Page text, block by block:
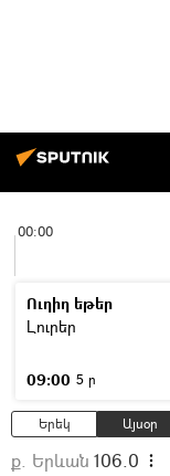
00:00
Ուղիղ եթեր
Լուրեր
09:00 5 ր
Երեկ Այսօր
ք. Երևան 106.0